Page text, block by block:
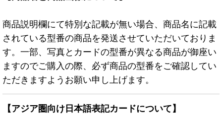
商品説明欄にて特別な記載が無い場合、商品名に記載
されている型番の商品を発送させていただいておりま
す。一部、写真とカードの型番が異なる商品が御座い
ますのでご購入の際、必ず商品の型番をご確認してい
ただきますようお願い申し上げます。
【アジア圏向け日本語表記カードについて】